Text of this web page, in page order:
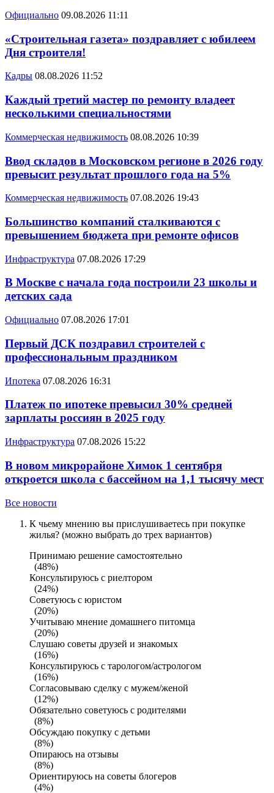
Официально 09.08.2026 11:11
«Строительная газета» поздравляет с юбилеем
Дня строителя!
Кадры 08.08.2026 11:52
Каждый третий мастер по ремонту владеет
несколькими специальностями
Коммерческая недвижимость 08.08.2026 10:39
Ввод складов в Московском регионе в 2026 году
превысит результат прошлого года на 5%
Коммерческая недвижимость 07.08.2026 19:43
Большинство компаний сталкиваются с
превышением бюджета при ремонте офисов
Инфраструктура 07.08.2026 17:29
В Москве с начала года построили 23 школы и
детских сада
Официально 07.08.2026 17:01
Первый ДСК поздравил строителей с
профессиональным праздником
Ипотека 07.08.2026 16:31
Платеж по ипотеке превысил 30% средней
зарплаты россиян в 2025 году
Инфраструктура 07.08.2026 15:22
В новом микрорайоне Химок 1 сентября
откроется школа с бассейном на 1,1 тысячу мест
Все новости
К чьему мнению вы прислушиваетесь при покупке
жилья? (можно выбрать до трех вариантов)
Принимаю решение самостоятельно
(48%)
Консультируюсь с риелтором
(24%)
Советуюсь с юристом
(20%)
Учитываю мнение домашнего питомца
(20%)
Слушаю советы друзей и знакомых
(16%)
Консультируюсь с тарологом/астрологом
(16%)
Согласовываю сделку с мужем/женой
(12%)
Обязательно советуюсь с родителями
(8%)
Обсуждаю покупку с детьми
(8%)
Опираюсь на отзывы
(8%)
Ориентируюсь на советы блогеров
(4%)